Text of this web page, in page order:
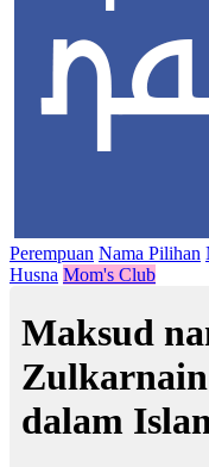
Perempuan Nama Pilihan
Husna Mom's Club
Maksud
dalam